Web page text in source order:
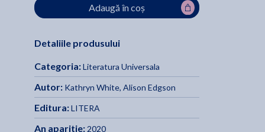
Adaugă în coș
Detaliile produsului
Categoria:Literatura Universala
Autor: Kathryn White, Alison Edgson
Editura:LITERA
An aparitie:2020